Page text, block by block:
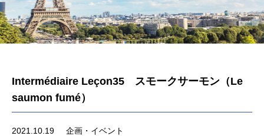
Intermédiaire Leçon35 スモークサーモン（Le
saumon fumé）
2021.10.19 企画・イベント